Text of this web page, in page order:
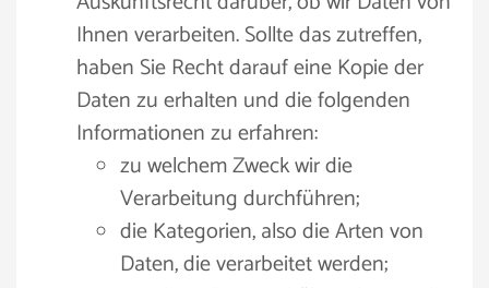
Ihnen verarbeiten. Sollte das zutreffen,
haben Sie Recht darauf eine Kopie der
Daten zu erhalten und die folgenden
Informationen zu erfahren:
zu welchem Zweck wir die
Verarbeitung durchführen;
die Kategorien, also die Arten von
Daten, die verarbeitet werden;